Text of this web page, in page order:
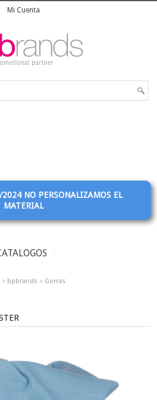
Mi Cuenta
NO PERSONALIZAMOS EL
MATERIAL
» bpbrands » Gorras